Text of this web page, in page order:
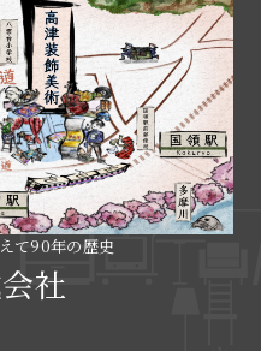
て90年の歴史
社